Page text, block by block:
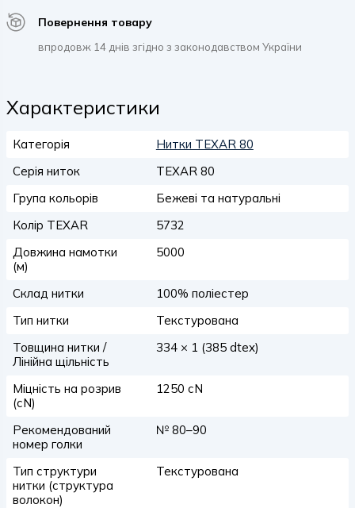
Повернення товару
впродовж 14 днів згідно з законодавством України
Характеристики
Категорія
Нитки TEXAR 80
Серія ниток
TEXAR 80
Група кольорів
Бежеві та натуральні
Колір TEXAR
5732
Довжина намотки
(м)
5000
Склад нитки
100% поліестер
Тип нитки
Текстурована
Товщина нитки /
Лінійна щільність
334 × 1 (385 dtex)
Міцність на розрив
(сN)
1250 сN
Рекомендований
номер голки
№ 80–90
Тип структури
нитки (структура
волокон)
Текстурована